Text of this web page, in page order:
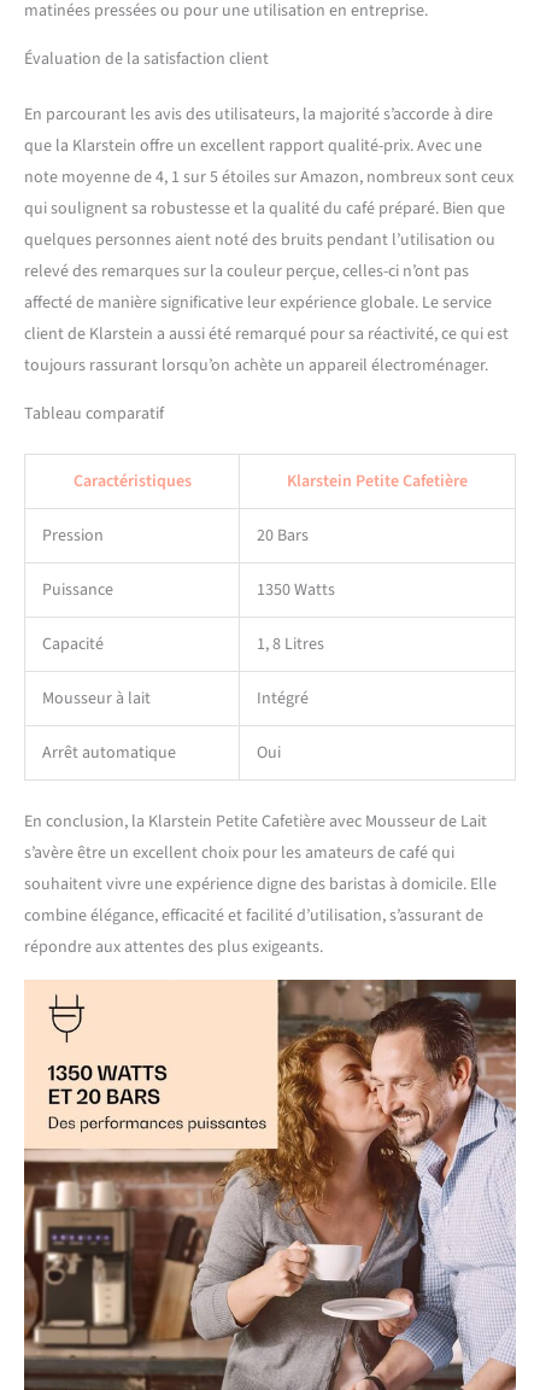
Utilisez la fonction de
pour nettoyer l'intérieur et
matinées pressées ou pour une utilisation en entreprise.
Évaluation de la satisfaction client
En parcourant les avis des utilisateurs, la majorité s’accorde à dire
que la Klarstein offre un excellent rapport qualité-prix. Avec une
note moyenne de 4, 1 sur 5 étoiles sur Amazon, nombreux sont ceux
qui soulignent sa robustesse et la qualité du café préparé. Bien que
quelques personnes aient noté des bruits pendant l’utilisation ou
relevé des remarques sur la couleur perçue, celles-ci n’ont pas
affecté de manière significative leur expérience globale. Le service
client de Klarstein a aussi été remarqué pour sa réactivité, ce qui est
toujours rassurant lorsqu’on achète un appareil électroménager.
Tableau comparatif
Caractéristiques Klarstein Petite Cafetière
Pression 20 Bars
Puissance 1350 Watts
Capacité 1, 8 Litres
Mousseur à lait Intégré
Arrêt automatique Oui
En conclusion, la Klarstein Petite Cafetière avec Mousseur de Lait
s’avère être un excellent choix pour les amateurs de café qui
souhaitent vivre une expérience digne des baristas à domicile. Elle
combine élégance, efficacité et facilité d’utilisation, s’assurant de
répondre aux attentes des plus exigeants.